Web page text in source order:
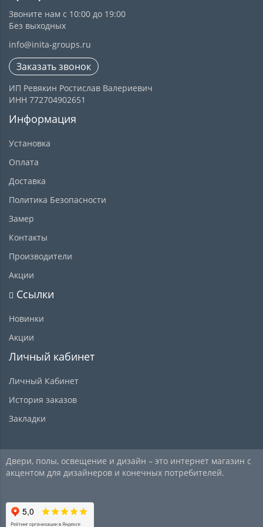
Звоните нам с 10:00 до 19:00
Без выходных
info@inita-groups.ru
Заказать звонок
ИП Ревякин Ростислав Валериевич
ИНН 772704902651
Информация
Установка
Оплата
Доставка
Политика Безопасности
Замер
Контакты
Производители
Акции
Ссылки
Новинки
Акции
Личный кабинет
Личный Кабинет
История заказов
Закладки
Двери, полы, освещение и дизайн – это интернет магазин с
акцентом для дизайнеров и конечных потребителей.